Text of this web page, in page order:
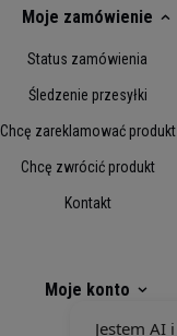
Moje zamówienie
Status zamówienia
Śledzenie przesyłki
Chcę zareklamować produkt
Chcę zwrócić produkt
Kontakt
Moje konto